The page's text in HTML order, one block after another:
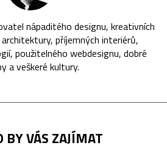
nápaditého designu, kreativních
příjemných interiérů,
použitelného webdesignu, dobré
a veškeré kultury.
BY VÁS ZAJÍMAT